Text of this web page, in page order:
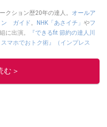
クション歴20年の達人。 オールア
ン ガイド。 NHK「あさイチ」 やフ
に出演。
『できるfit 節約の達人川
マホでおトク術』（インプレス
、突然会社を辞める。翌月からの
む＞